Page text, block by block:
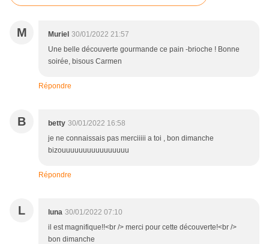
M Muriel 30/01/2022 21:57
Une belle découverte gourmande ce pain -brioche ! Bonne
soirée, bisous Carmen
Répondre
B betty 30/01/2022 16:58
je ne connaissais pas merciiiii a toi , bon dimanche
bizouuuuuuuuuuuuuuuu
Répondre
L luna 30/01/2022 07:10
il est magnifique!!<br /> merci pour cette découverte!<br />
bon dimanche